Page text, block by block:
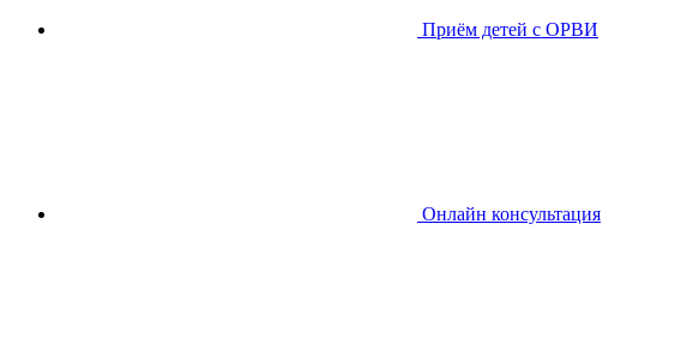
Приём детей с ОРВИ
Онлайн консультация